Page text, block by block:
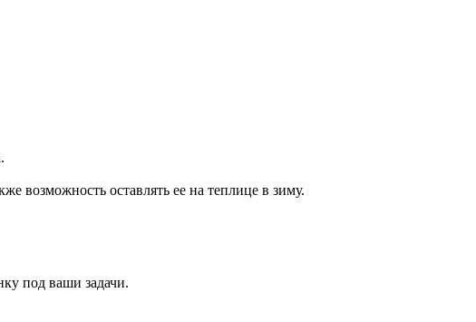
возможность оставлять ее на теплице в зиму.
под ваши задачи.